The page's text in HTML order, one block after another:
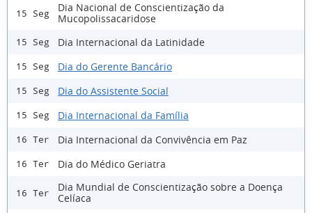
15 Seg
Dia Nacional de Conscientização da
Mucopolissacaridose
15 Seg Dia Internacional da Latinidade
15 Seg Dia do Gerente Bancário
15 Seg Dia do Assistente Social
15 Seg Dia Internacional da Família
16 Ter Dia Internacional da Convivência em Paz
16 Ter Dia do Médico Geriatra
16 Ter
Dia Mundial de Conscientização sobre a Doença
Celíaca